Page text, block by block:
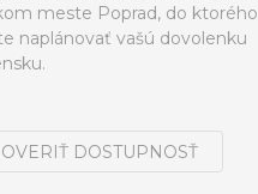
meste Poprad, do ktorého
naplánovať vašú dovolenku
OVERIŤ DOSTUPNOSŤ